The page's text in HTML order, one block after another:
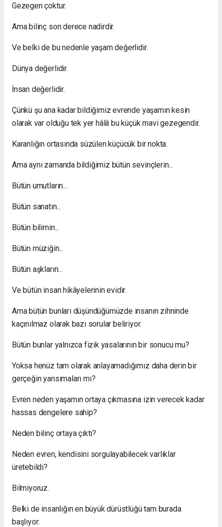
Gezegen çoktur.
Ama bilinç son derece nadirdir.
Ve belki de bu nedenle yaşam değerlidir.
Dünya değerlidir.
İnsan değerlidir.
Çünkü şu ana kadar bildiğimiz evrende yaşamın kesin
olarak var olduğu tek yer hâlâ bu küçük mavi gezegendir.
Karanlığın ortasında süzülen küçücük bir nokta.
Ama aynı zamanda bildiğimiz bütün sevinçlerin...
Bütün umutların...
Bütün sanatın...
Bütün bilimin...
Bütün müziğin...
Bütün aşkların...
Ve bütün insan hikâyelerinin evidir.
Ama bütün bunları düşündüğümüzde insanın zihninde
kaçınılmaz olarak bazı sorular beliriyor.
Bütün bunlar yalnızca fizik yasalarının bir sonucu mu?
Yoksa henüz tam olarak anlayamadığımız daha derin bir
gerçeğin yansımaları mı?
Evren neden yaşamın ortaya çıkmasına izin verecek kadar
hassas dengelere sahip?
Neden bilinç ortaya çıktı?
Neden evren, kendisini sorgulayabilecek varlıklar
üretebildi?
Bilmiyoruz.
Belki de insanlığın en büyük dürüstlüğü tam burada
başlıyor: